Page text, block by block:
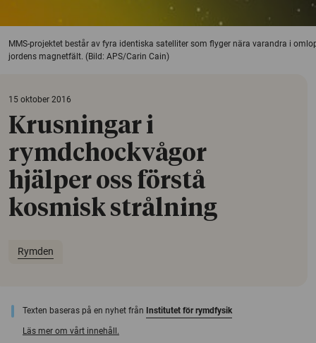
MMS-projektet består av fyra identiska satelliter som flyger nära varandra i
jordens magnetfält. (Bild: APS/Carin Cain)
15 oktober 2016
Krusningar i
rymdchockvågor
hjälper oss förstå
kosmisk strålning
Rymden
Texten baseras på en nyhet från Institutet för rymdfysik
Läs mer om vårt innehåll.